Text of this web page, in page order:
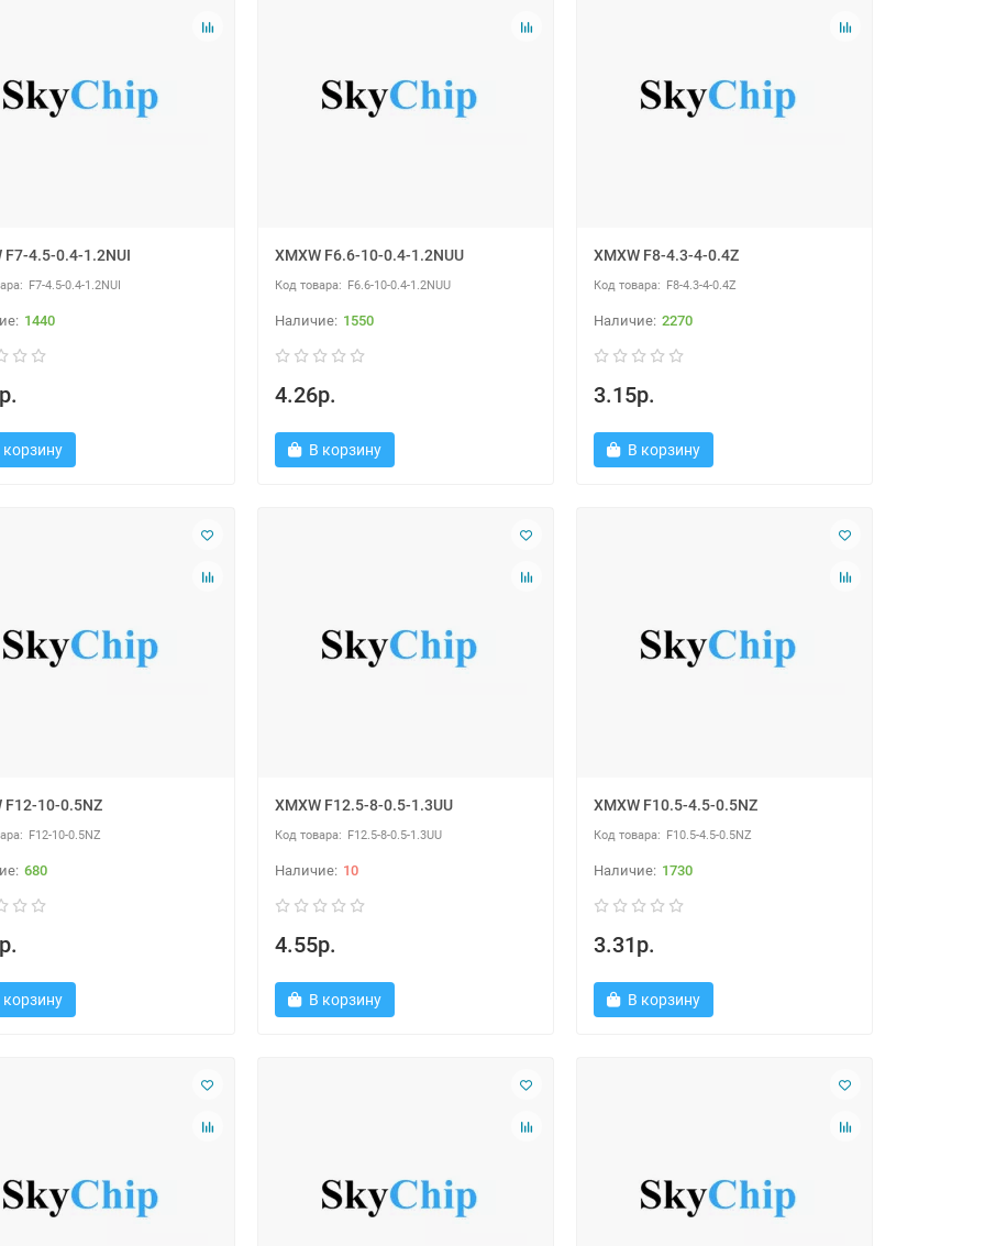
F7-4.5-0.4-1.2NUI
F7-4.5-0.4-1.2NUI
1440
корзину
XMXW F6.6-10-0.4-1.2NUU
F6.6-10-0.4-1.2NUU
1550
4.26р.
В корзину
XMXW F8-4.3-4-0.4Z
F8-4.3-4-0.4Z
2270
3.15р.
В корзину
F12-10-0.5NZ
F12-10-0.5NZ
680
корзину
XMXW F12.5-8-0.5-1.3UU
F12.5-8-0.5-1.3UU
10
4.55р.
В корзину
XMXW F10.5-4.5-0.5NZ
F10.5-4.5-0.5NZ
1730
3.31р.
В корзину